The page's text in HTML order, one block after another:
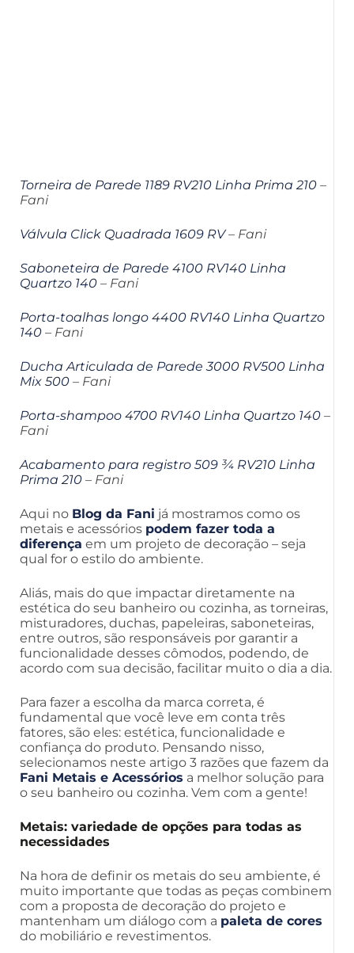
Torneira de Parede 1189 RV210 Linha Prima 210 –
Fani
Válvula Click Quadrada 1609 RV– Fani
Saboneteira de Parede 4100 RV140 Linha
Quartzo 140 – Fani
Porta-toalhas longo 4400 RV140 Linha Quartzo
140 – Fani
Ducha Articulada de Parede 3000 RV500 Linha
Mix 500 – Fani
Porta-shampoo 4700 RV140 Linha Quartzo 140 –
Fani
Acabamento para registro 509 ¾ RV210 Linha
Prima 210 – Fani
Aqui no Blog da Fani já mostramos como os
metais e acessórios podem fazer toda a
diferença em um projeto de decoração – seja
qual for o estilo do ambiente.
Aliás, mais do que impactar diretamente na
estética do seu banheiro ou cozinha, as torneiras,
misturadores, duchas, papeleiras, saboneteiras,
entre outros, são responsáveis por garantir a
funcionalidade desses cômodos, podendo, de
acordo com sua decisão, facilitar muito o dia a dia.
Para fazer a escolha da marca correta, é
fundamental que você leve em conta três
fatores, são eles: estética, funcionalidade e
confiança do produto. Pensando nisso,
selecionamos neste artigo 3 razões que fazem da
Fani Metais e Acessórios a melhor solução para
o seu banheiro ou cozinha. Vem com a gente!
Metais: variedade de opções para todas as
necessidades
Na hora de definir os metais do seu ambiente, é
muito importante que todas as peças combinem
com a proposta de decoração do projeto e
mantenham um diálogo com a paleta de cores
do mobiliário e revestimentos.